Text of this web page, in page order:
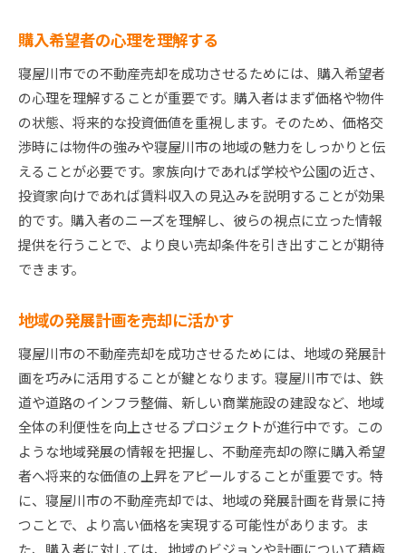
購入希望者の心理を理解する
寝屋川市での不動産売却を成功させるためには、購入希望者
の心理を理解することが重要です。購入者はまず価格や物件
の状態、将来的な投資価値を重視します。そのため、価格交
渉時には物件の強みや寝屋川市の地域の魅力をしっかりと伝
えることが必要です。家族向けであれば学校や公園の近さ、
投資家向けであれば賃料収入の見込みを説明することが効果
的です。購入者のニーズを理解し、彼らの視点に立った情報
提供を行うことで、より良い売却条件を引き出すことが期待
できます。
地域の発展計画を売却に活かす
寝屋川市の不動産売却を成功させるためには、地域の発展計
画を巧みに活用することが鍵となります。寝屋川市では、鉄
道や道路のインフラ整備、新しい商業施設の建設など、地域
全体の利便性を向上させるプロジェクトが進行中です。この
ような地域発展の情報を把握し、不動産売却の際に購入希望
者へ将来的な価値の上昇をアピールすることが重要です。特
に、寝屋川市の不動産売却では、地域の発展計画を背景に持
つことで、より高い価格を実現する可能性があります。ま
た、購入者に対しては、地域のビジョンや計画について積極